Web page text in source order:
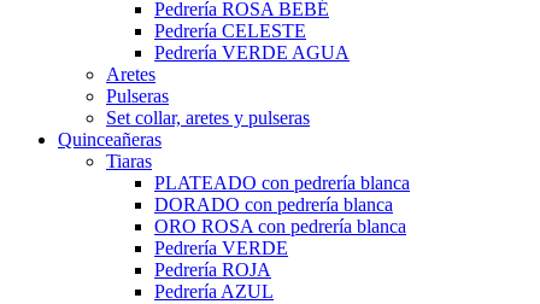
Pedrería ROSA BEBÉ
Pedrería CELESTE
Pedrería VERDE AGUA
Aretes
Pulseras
Set collar, aretes y pulseras
Quinceañeras
Tiaras
PLATEADO con pedrería blanca
DORADO con pedrería blanca
ORO ROSA con pedrería blanca
Pedrería VERDE
Pedrería ROJA
Pedrería AZUL